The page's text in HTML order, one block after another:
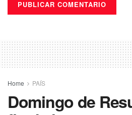
Home PAÍS
Domingo de